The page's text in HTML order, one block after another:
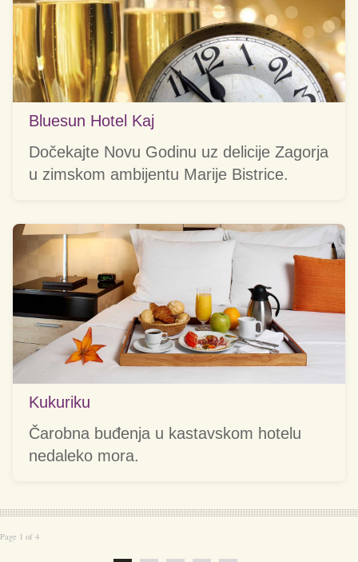
Bluesun Hotel Kaj
Dočekajte Novu Godinu uz delicije Zagorja
u zimskom ambijentu Marije Bistrice.
Kukuriku
Čarobna buđenja u kastavskom hotelu
nedaleko mora.
Page 1 of 4